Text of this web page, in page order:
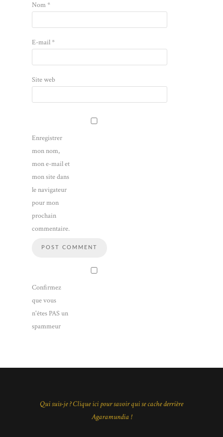
Nom*
E-mail*
Site web
Enregistrer
mon nom,
mon e-mail et
mon site dans
le navigateur
pour mon
prochain
commentaire.
Confirmez
que vous
n'êtes PAS un
spammeur
Qui suis-je ? Clique ici pour savoir qui se cache derrière
Agaramundia !